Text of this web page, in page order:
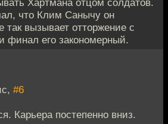
что Клим Санычу он
вызывает отторжение с
финал его закономерный.
#6
Карьера постепенно вниз.